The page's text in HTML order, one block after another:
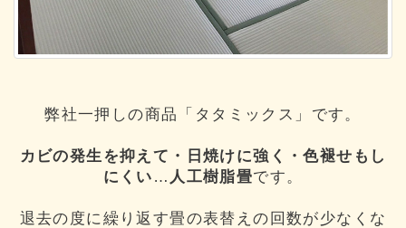
弊社一押しの商品「タタミックス」です。
カビの発生を抑えて・日焼けに強く・色褪せもし
にくい … 人工樹脂畳です。
退去の度に繰り返す畳の表替えの回数が少なくな